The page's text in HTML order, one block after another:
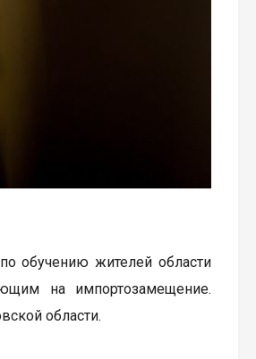
обучению жителей области
на импортозамещение.
области.